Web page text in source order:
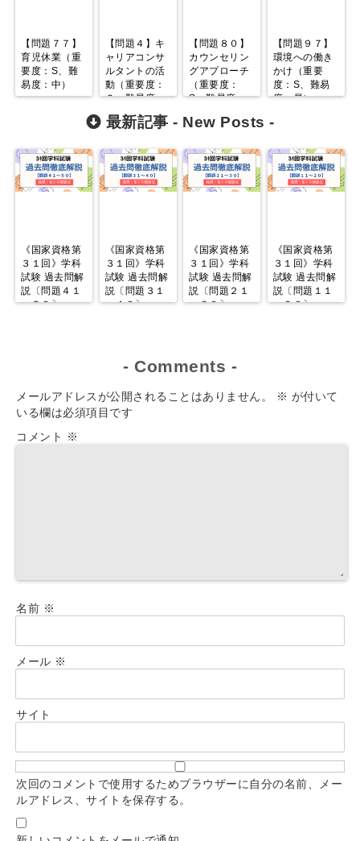
【問題７７】
育児休業（重
要度：S、難
易度：中）
【問題４】キ
ャリアコンサ
ルタントの活
動（重要度：
Ｓ、難易度：
易）
【問題８０】
カウンセリン
グアプローチ
（重要度：
S、難易度：
【問題９７】
環境への働き
かけ（重要
度：S、難易
度：易）
最新記事 - New Posts -
《国家資格第
３１回》学科
試験 過去問解
説〔問題４１
～５０〕
《国家資格第
３１回》学科
試験 過去問解
説〔問題３１
～４０〕
《国家資格第
３１回》学科
試験 過去問解
説〔問題２１
～３０〕
《国家資格第
３１回》学科
試験 過去問解
説〔問題１１
～２０〕
- Comments -
メールアドレスが公開されることはありません。 ※ が付いて
いる欄は必須項目です
コメント
※
名前 ※
メール ※
サイト
次回のコメントで使用するためブラウザーに自分の名前、メー
ルアドレス、サイトを保存する。